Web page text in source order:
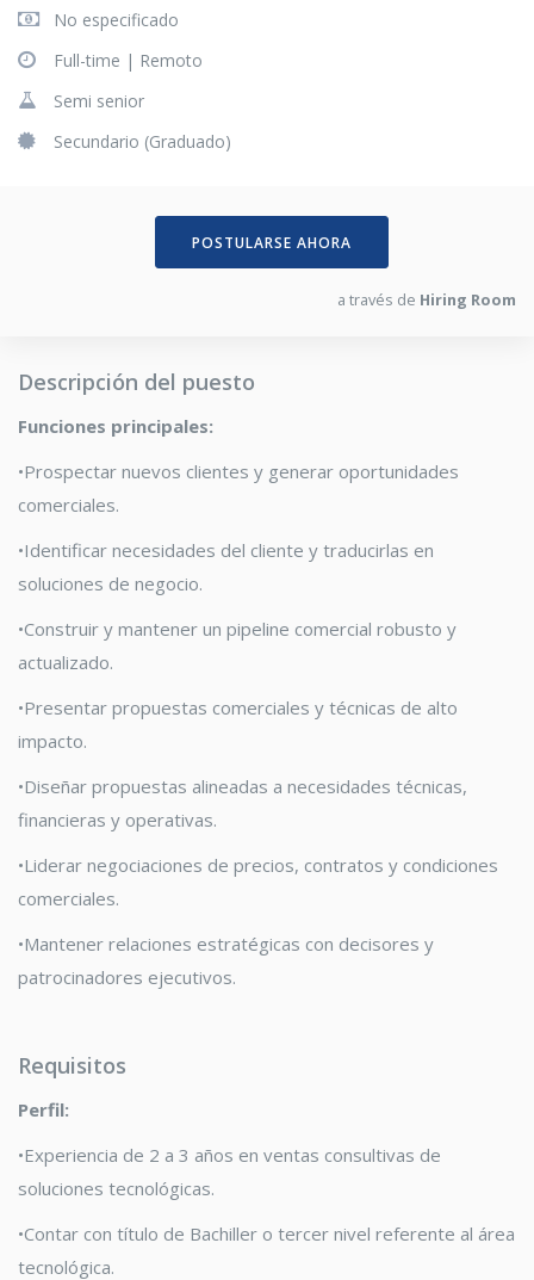
No especificado
Full-time | Remoto
Semi senior
Secundario (Graduado)
POSTULARSE AHORA
a través de Hiring Room
Descripción del puesto
Funciones principales:
•Prospectar nuevos clientes y generar oportunidades
comerciales.
•Identificar necesidades del cliente y traducirlas en
soluciones de negocio.
•Construir y mantener un pipeline comercial robusto y
actualizado.
•Presentar propuestas comerciales y técnicas de alto
impacto.
•Diseñar propuestas alineadas a necesidades técnicas,
financieras y operativas.
•Liderar negociaciones de precios, contratos y condiciones
comerciales.
•Mantener relaciones estratégicas con decisores y
patrocinadores ejecutivos.
Requisitos
Perfil:
•Experiencia de 2 a 3 años en ventas consultivas de
soluciones tecnológicas.
•Contar con título de Bachiller o tercer nivel referente al área
tecnológica.